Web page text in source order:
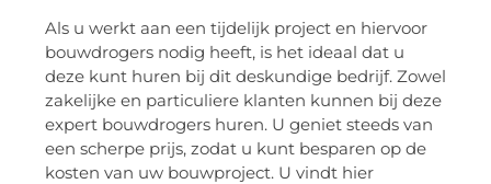
Als u werkt aan een tijdelijk project en hiervoor
bouwdrogers nodig heeft, is het ideaal dat u
deze kunt huren bij dit deskundige bedrijf. Zowel
zakelijke en particuliere klanten kunnen bij deze
expert bouwdrogers huren. U geniet steeds van
een scherpe prijs, zodat u kunt besparen op de
kosten van uw bouwproject. U vindt hier